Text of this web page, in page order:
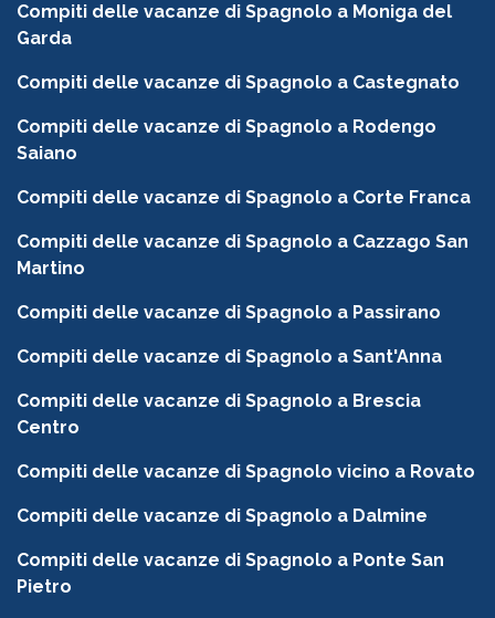
Compiti delle vacanze di Spagnolo a Moniga del
Garda
Compiti delle vacanze di Spagnolo a Castegnato
Compiti delle vacanze di Spagnolo a Rodengo
Saiano
Compiti delle vacanze di Spagnolo a Corte Franca
Compiti delle vacanze di Spagnolo a Cazzago San
Martino
Compiti delle vacanze di Spagnolo a Passirano
Compiti delle vacanze di Spagnolo a Sant'Anna
Compiti delle vacanze di Spagnolo a Brescia
Centro
Compiti delle vacanze di Spagnolo vicino a Rovato
Compiti delle vacanze di Spagnolo a Dalmine
Compiti delle vacanze di Spagnolo a Ponte San
Pietro